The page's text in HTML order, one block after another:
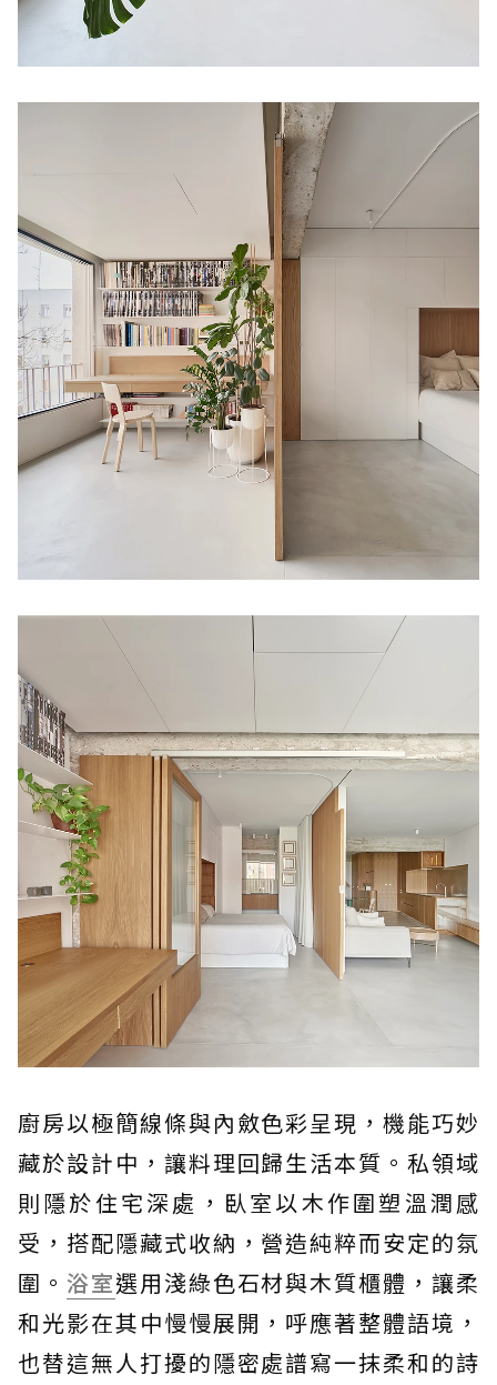
廚房以極簡線條與內斂色彩呈現，機能巧妙
藏於設計中，讓料理回歸生活本質。私領域
則隱於住宅深處，臥室以木作圍塑溫潤感
受，搭配隱藏式收納，營造純粹而安定的氛
圍。 浴室選用淺綠色石材與木質櫃體，讓柔
和光影在其中慢慢展開，呼應著整體語境，
也替這無人打擾的隱密處譜寫一抹柔和的詩